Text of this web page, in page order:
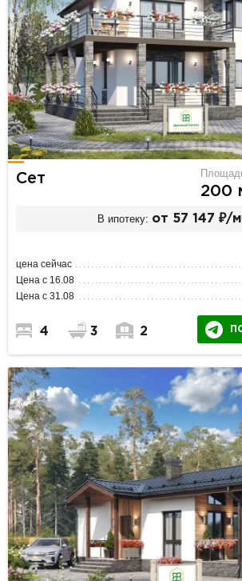
Сет
200
В ипотеку: от 57 147 ₽/
цена сейчас
Цена с 16.08
Цена с 31.08
4 3 2